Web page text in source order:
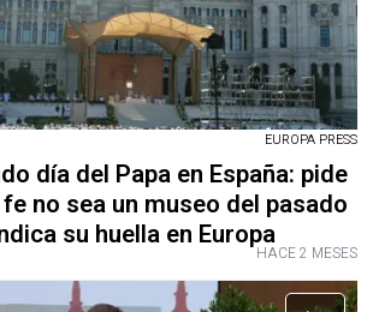
EUROPA PRESS
día del Papa en España: pide
no sea un museo del pasado
su huella en EuropaHACE 2 MESES